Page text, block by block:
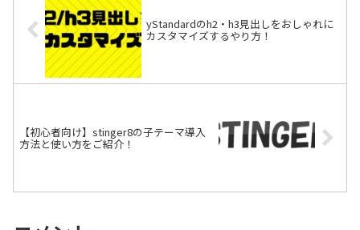
yStandardのh2・h3見出しをおしゃれに
カスタマイズするやり方！
【初心者向け】stinger8の子テーマ導入
方法と使い方をご紹介！